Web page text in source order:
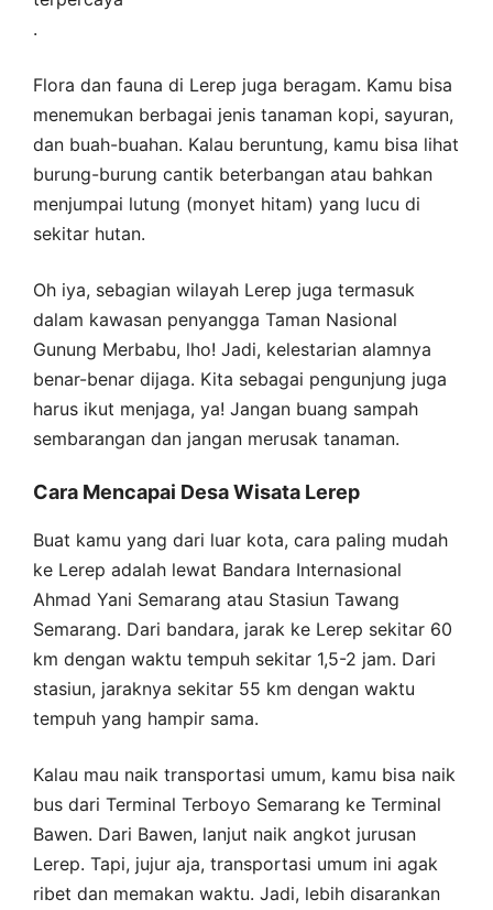
.
Flora dan fauna di Lerep juga beragam. Kamu bisa
menemukan berbagai jenis tanaman kopi, sayuran,
dan buah-buahan. Kalau beruntung, kamu bisa lihat
burung-burung cantik beterbangan atau bahkan
menjumpai lutung (monyet hitam) yang lucu di
sekitar hutan.
Oh iya, sebagian wilayah Lerep juga termasuk
dalam kawasan penyangga Taman Nasional
Gunung Merbabu, lho! Jadi, kelestarian alamnya
benar-benar dijaga. Kita sebagai pengunjung juga
harus ikut menjaga, ya! Jangan buang sampah
sembarangan dan jangan merusak tanaman.
Cara Mencapai Desa Wisata Lerep
Buat kamu yang dari luar kota, cara paling mudah
ke Lerep adalah lewat Bandara Internasional
Ahmad Yani Semarang atau Stasiun Tawang
Semarang. Dari bandara, jarak ke Lerep sekitar 60
km dengan waktu tempuh sekitar 1,5-2 jam. Dari
stasiun, jaraknya sekitar 55 km dengan waktu
tempuh yang hampir sama.
Kalau mau naik transportasi umum, kamu bisa naik
bus dari Terminal Terboyo Semarang ke Terminal
Bawen. Dari Bawen, lanjut naik angkot jurusan
Lerep. Tapi, jujur aja, transportasi umum ini agak
ribet dan memakan waktu. Jadi, lebih disarankan